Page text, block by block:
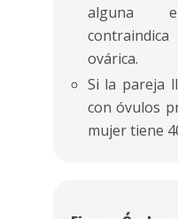
alguna
ovárica.
Si la pareja
con óvulos
mujer tiene